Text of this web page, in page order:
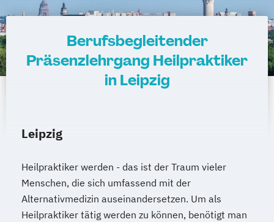
Berufsbegleitender
Präsenzlehrgang Heilpraktiker
in Leipzig
Leipzig
Heilpraktiker werden - das ist der Traum vieler
Menschen, die sich umfassend mit der
Alternativmedizin auseinandersetzen. Um als
Heilpraktiker tätig werden zu können, benötigt man